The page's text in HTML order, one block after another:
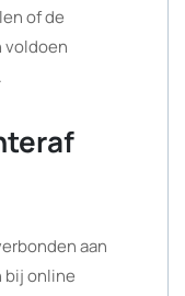
of de
voldoen
aan
bij online